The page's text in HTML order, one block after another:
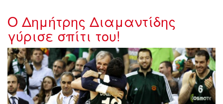
Ο Δημήτρης Διαμαντίδης
γύρισε σπίτι του!
3501826_162324.jpg